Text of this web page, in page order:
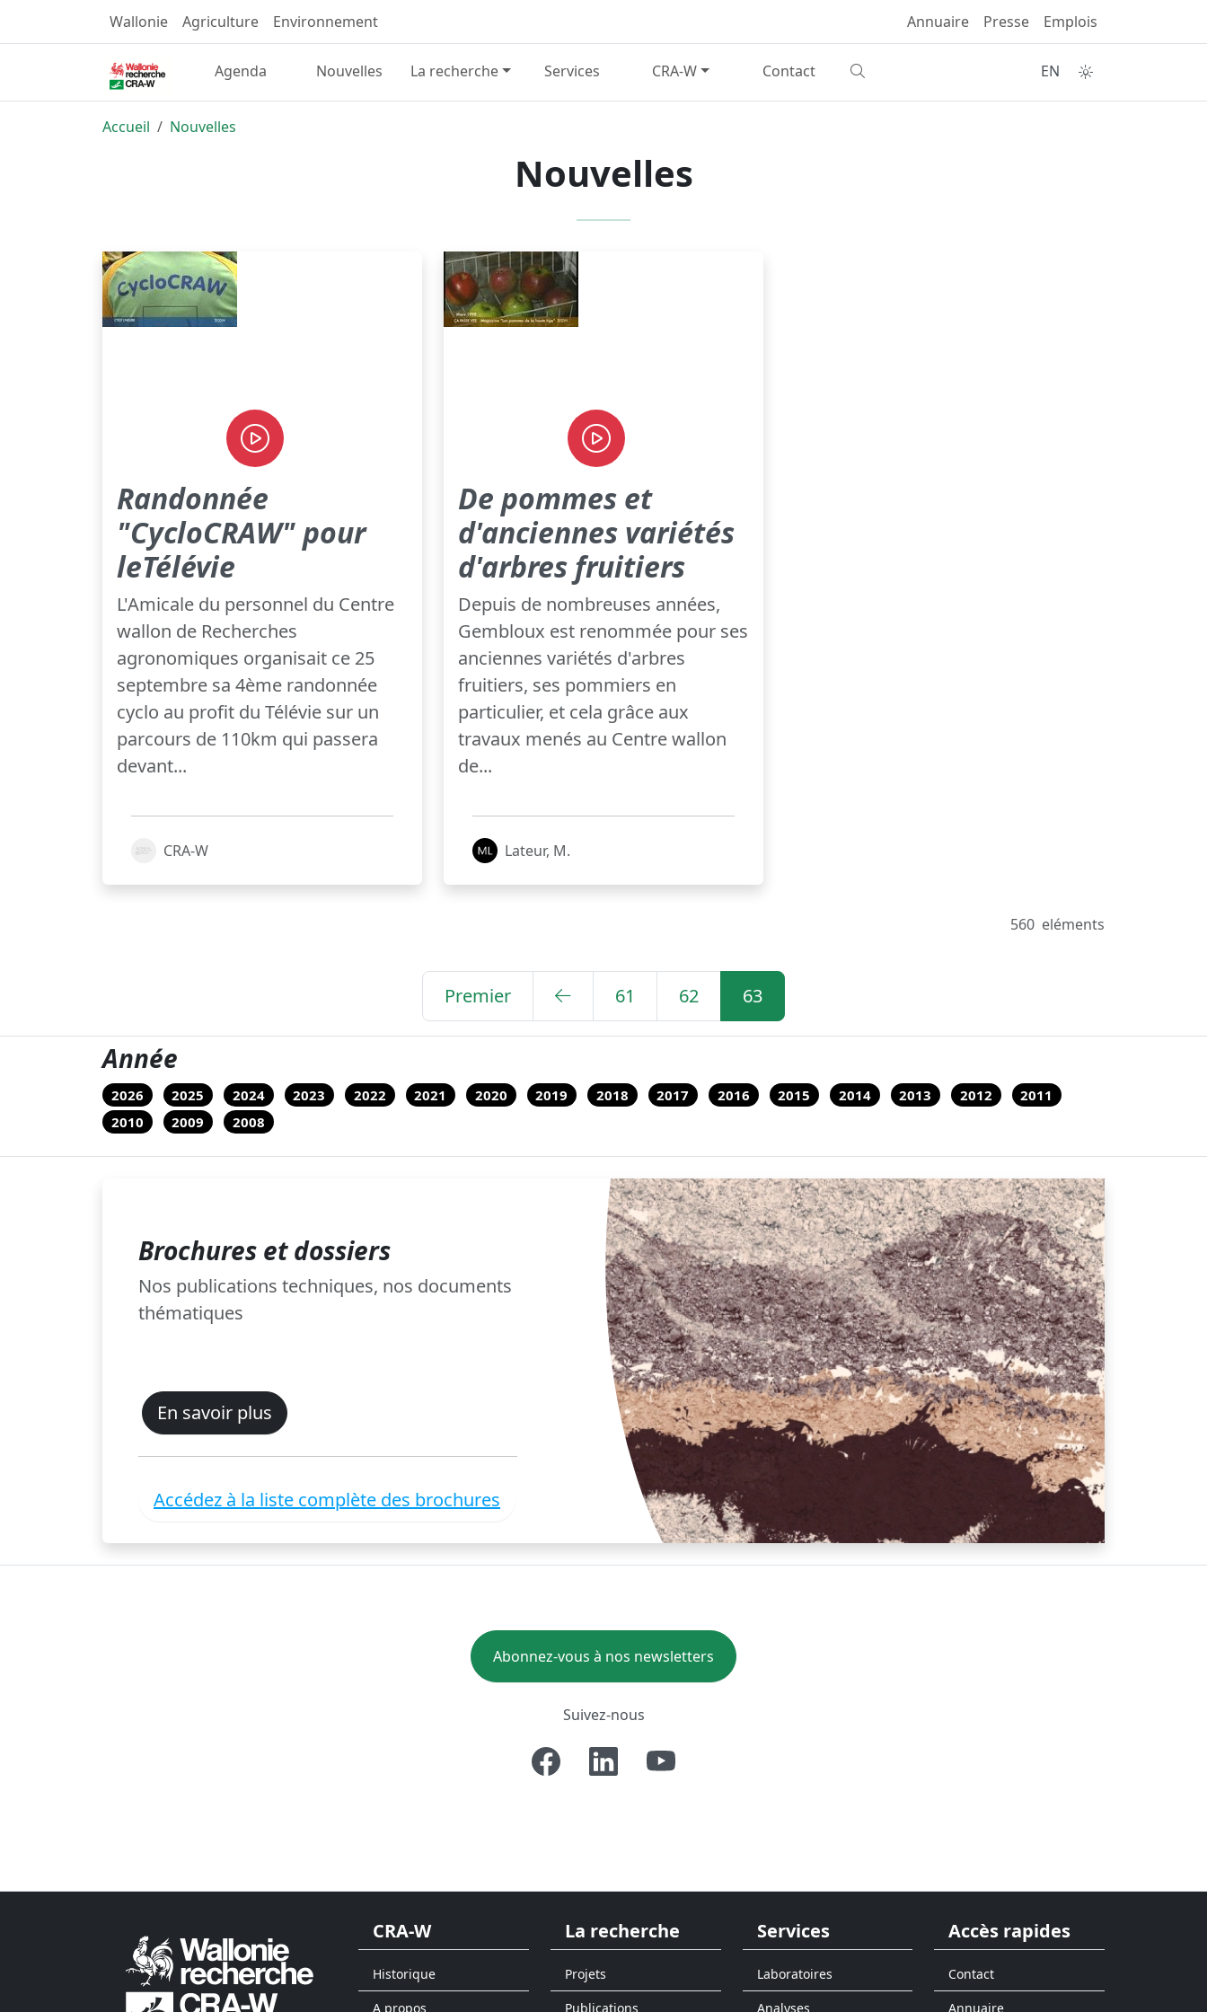
Wallonie Agriculture Environnement Annuaire Presse Emplois
Agenda Nouvelles La recherche Services CRA-W Contact EN
Accueil Nouvelles
Nouvelles
Randonnée
"CycloCRAW" pour
leTélévie
L'Amicale du personnel du Centre
wallon de Recherches
agronomiques organisait ce 25
septembre sa 4ème randonnée
cyclo au profit du Télévie sur un
parcours de 110km qui passera
devant...
CRA-W
De pommes et
d'anciennes variétés
d'arbres fruitiers
Depuis de nombreuses années,
Gembloux est renommée pour ses
anciennes variétés d'arbres
fruitiers, ses pommiers en
particulier, et cela grâce aux
travaux menés au Centre wallon
de...
Lateur, M.
560 eléments
Premier 61 62 63
Année
2026 2025 2024 2023 2022 2021 2020 2019 2018 2017 2016 2015 2014 2013 2012
2011
2010
2009 2008
Brochures et dossiers
Nos publications techniques, nos documents
thématiques
En savoir plus
Accédez à la liste complète des brochures
Abonnez-vous à nos newsletters
Suivez-nous
CRA-W
Historique
A propos
La recherche
Projets
Publications
Services
Laboratoires
Analyses
Accès rapides
Contact
Annuaire